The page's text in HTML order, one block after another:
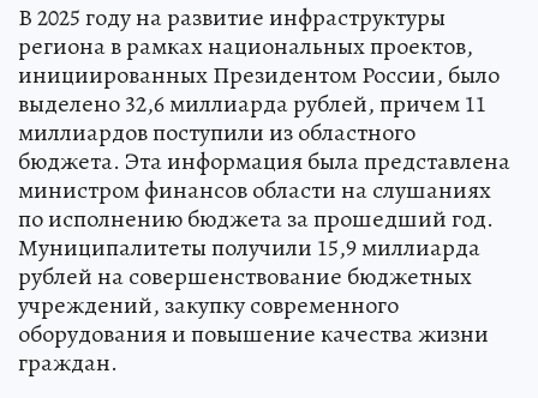
В 2025 году на развитие инфраструктуры
региона в рамках национальных проектов,
инициированных Президентом России, было
выделено 32,6 миллиарда рублей, причем 11
миллиардов поступили из областного
бюджета. Эта информация была представлена
министром финансов области на слушаниях
по исполнению бюджета за прошедший год.
Муниципалитеты получили 15,9 миллиарда
рублей на совершенствование бюджетных
учреждений, закупку современного
оборудования и повышение качества жизни
граждан.